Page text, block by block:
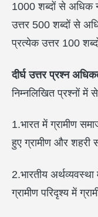
1000 शब्दों से अधिक
उत्तर 500 शब्दों से
प्रत्येक उत्तर 100
दीर्घ उत्तर प्रश्न
निम्नलिखित प्रश्नों में
1.भारत में ग्रामीण
हुए ग्रामीण और शहरी
2.भारतीय अर्थव्यवस्था
ग्रामीण परिदृश्य में